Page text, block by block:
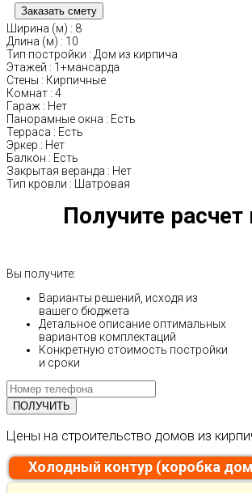
Ширина (м) : 8
Длина (м) : 10
Тип постройки : Дом из кирпича
Этажей : 1+мансарда
Стены : Кирпичные
Комнат : 4
Гараж : Нет
Панорамные окна : Есть
Терраса : Есть
Эркер : Нет
Балкон : Есть
Закрытая веранда : Нет
Тип кровли : Шатровая
Получите
Вы получите:
Варианты решений, исходя из
вашего бюджета
Детальное описание оптимальных
вариантов комплектаций
Конкретную стоимость постройки
и сроки
Цены на строительство домов из
Холодный контур (коробка